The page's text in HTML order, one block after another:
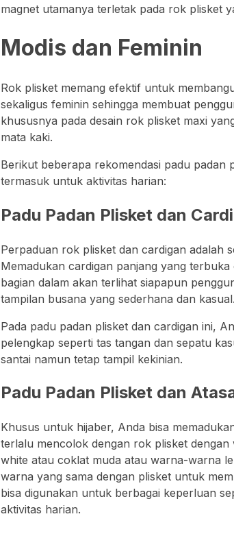
magnet utamanya terletak pada rok plisket
Modis dan Feminin
Rok plisket memang efektif untuk
sekaligus feminin sehingga membuat
khususnya pada desain rok plisket maxi
mata kaki.
Berikut beberapa rekomendasi padu padan
termasuk untuk aktivitas harian:
Padu Padan Plisket dan
Perpaduan rok plisket dan cardigan adalah
Memadukan cardigan panjang yang
bagian dalam akan terlihat siapapun
tampilan busana yang sederhana dan kasual.
Pada padu padan plisket dan cardigan ini,
pelengkap seperti tas tangan dan sepatu
santai namun tetap tampil kekinian.
Padu Padan Plisket dan
Khusus untuk hijaber, Anda bisa
terlalu mencolok dengan rok plisket
white atau coklat muda atau warna-warna
warna yang sama dengan plisket untuk
bisa digunakan untuk berbagai keperluan
aktivitas harian.